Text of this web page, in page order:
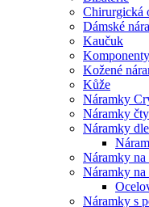
Chirurgická
Dámské
Kaučuk
Kožené
Kůže
Náramky
Náramky
Náramky
Náramky
Náramky na
Náramky s